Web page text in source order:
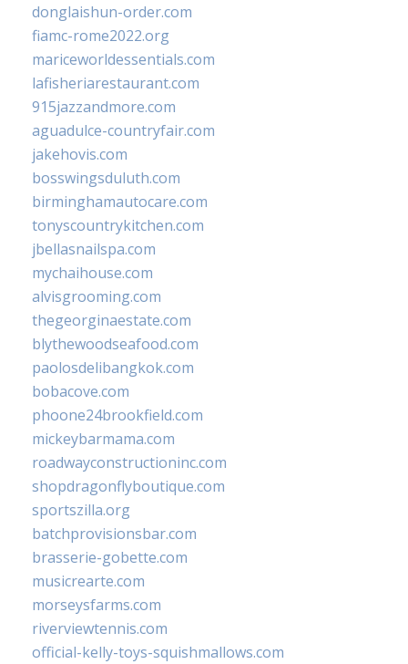
donglaishun-order.com
fiamc-rome2022.org
mariceworldessentials.com
lafisheriarestaurant.com
915jazzandmore.com
aguadulce-countryfair.com
jakehovis.com
bosswingsduluth.com
birminghamautocare.com
tonyscountrykitchen.com
jbellasnailspa.com
mychaihouse.com
alvisgrooming.com
thegeorginaestate.com
blythewoodseafood.com
paolosdelibangkok.com
bobacove.com
phoone24brookfield.com
mickeybarmama.com
roadwayconstructioninc.com
shopdragonflyboutique.com
sportszilla.org
batchprovisionsbar.com
brasserie-gobette.com
musicrearte.com
morseysfarms.com
riverviewtennis.com
official-kelly-toys-squishmallows.com